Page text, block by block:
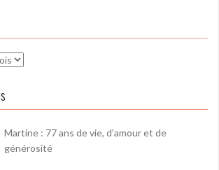
Martine : 77 ans de vie, d'amour et de
générosité